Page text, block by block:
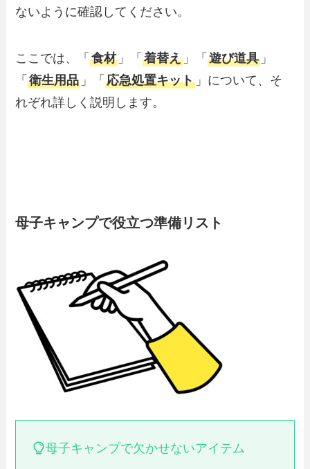
ないように確認してください。
ここでは、「食材 」「着替え 」「遊び道具 」
「衛生用品 」「応急処置キット 」について、そ
れぞれ詳しく説明します。
母子キャンプで役立つ準備リスト
母子キャンプで欠かせないアイテム